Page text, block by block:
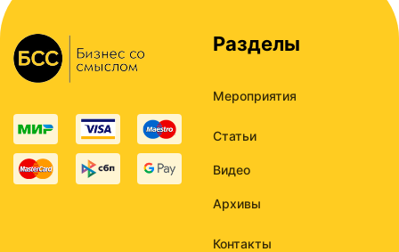
Разделы
Мероприятия
Статьи
Видео
Архивы
Контакты